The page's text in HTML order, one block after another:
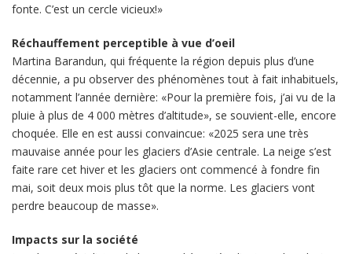
fonte. C’est un cercle vicieux!»
Réchauffement perceptible à vue d’oeil
Martina Barandun, qui fréquente la région depuis plus d’une
décennie, a pu observer des phénomènes tout à fait inhabituels,
notamment l’année dernière: «Pour la première fois, j’ai vu de la
pluie à plus de 4 000 mètres d’altitude», se souvient-elle, encore
choquée. Elle en est aussi convaincue: «2025 sera une très
mauvaise année pour les glaciers d’Asie centrale. La neige s’est
faite rare cet hiver et les glaciers ont commencé à fondre fin
mai, soit deux mois plus tôt que la norme. Les glaciers vont
perdre beaucoup de masse».
Impacts sur la société